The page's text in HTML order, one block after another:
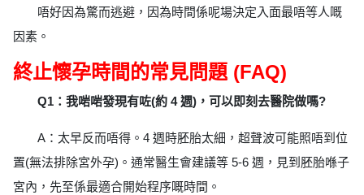
唔好因為驚而逃避，因為時間係呢場決定入面最唔等人嘅
因素。
終止懷孕時間的常見問題 (FAQ)
Q1：我啱啱發現有咗(約 4 週)，可以即刻去醫院做嗎?
A：太早反而唔得。4 週時胚胎太細，超聲波可能照唔到位
置(無法排除宮外孕)。通常醫生會建議等 5-6 週，見到胚胎喺子
宮內，先至係最適合開始程序嘅時間。